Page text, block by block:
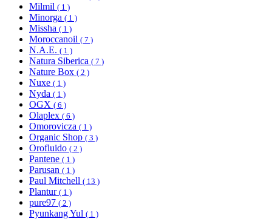
Milmil ( 1 )
Minorga ( 1 )
Missha ( 1 )
Moroccanoil ( 7 )
N.A.E. ( 1 )
Natura Siberica ( 7 )
Nature Box ( 2 )
Nuxe ( 1 )
Nyda ( 1 )
OGX ( 6 )
Olaplex ( 6 )
Omorovicza ( 1 )
Organic Shop ( 3 )
Orofluido ( 2 )
Pantene ( 1 )
Parusan ( 1 )
Paul Mitchell ( 13 )
Plantur ( 1 )
pure97 ( 2 )
Pyunkang Yul ( 1 )